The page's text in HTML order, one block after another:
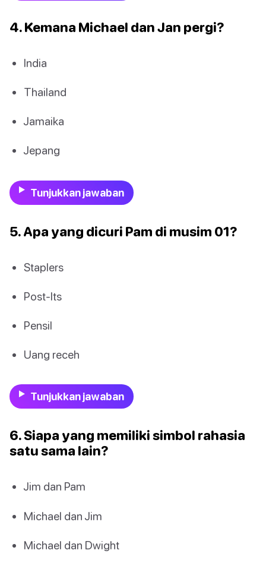
4. Kemana Michael dan Jan pergi?
India
Thailand
Jamaika
Jepang
Tunjukkan jawaban
5. Apa yang dicuri Pam di musim 01?
Staplers
Post-Its
Pensil
Uang receh
Tunjukkan jawaban
6. Siapa yang memiliki simbol rahasia
satu sama lain?
Jim dan Pam
Michael dan Jim
Michael dan Dwight